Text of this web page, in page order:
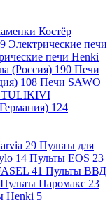
Костёр
Электрические печи
печи Henki
(Россия) 190 Печи
108 Печи SAWO
124
29 Пульты для
14 Пульты EOS 23
41 Пульты ВВД
Пульты Паромакс 23
Henki 5